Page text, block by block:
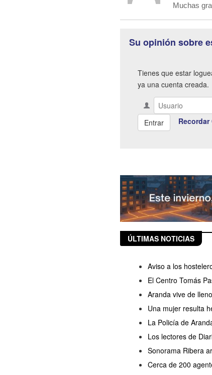
Muchas
Su opinión sobre
Tienes que estar
ya una cuenta creada.
ÚLTIMAS NOTICIAS
Aviso a los
El Centro Tomás
Aranda vive de
Una mujer resulta
La Policía de
Los lectores de
Sonorama Ribera
Cerca de 200